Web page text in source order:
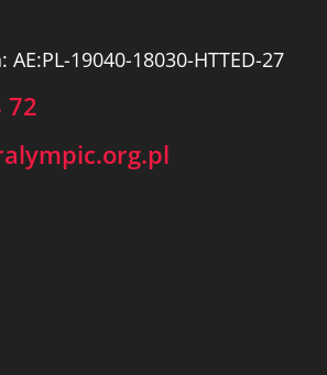
19040-18030-HTTED-27
72